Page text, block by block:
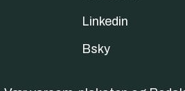
Linkedin
Bsky